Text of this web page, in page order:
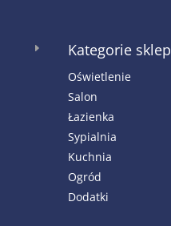
E Kategorie
Oświetlenie
Salon
Łazienka
Sypialnia
Kuchnia
Ogród
Dodatki